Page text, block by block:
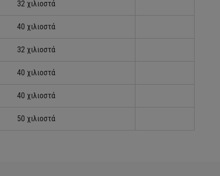
32 χιλιοστά
40 χιλιοστά
32 χιλιοστά
40 χιλιοστά
40 χιλιοστά
50 χιλιοστά